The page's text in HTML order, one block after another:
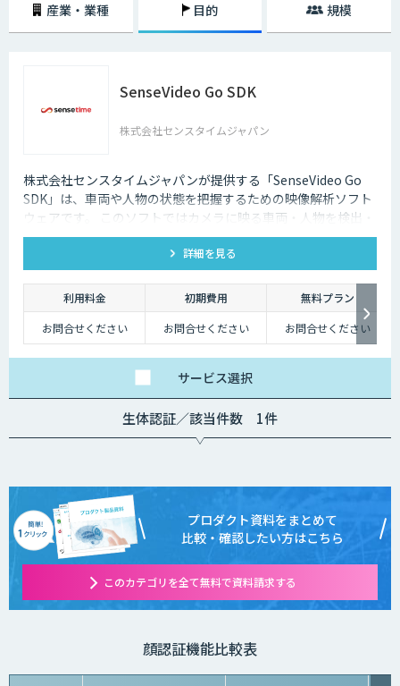
産業・業種 目的 規模
SenseVideo Go SDK
株式会社センスタイムジャパン
株式会社センスタイムジャパンが提供する「SenseVideo Go
SDK」は、車両や人物の状態を把握するための映像解析ソフト
ウェアです。 このソフトではカメラに映る車両・人物を検出・
追跡します。更に四輪車や二輪車の車種・色、人物の性別・年
代・服装などの属性も同時に認識します。
詳細を見る
利用料金 初期費用
無料プラン
お問合せください
お問合せください お問合せください
サービス選択
生体認証／該当件数 1件
プロダクト資料をまとめて
比較・確認したい方はこちら
このカテゴリを全て無料で資料請求する
顔認証機能比較表